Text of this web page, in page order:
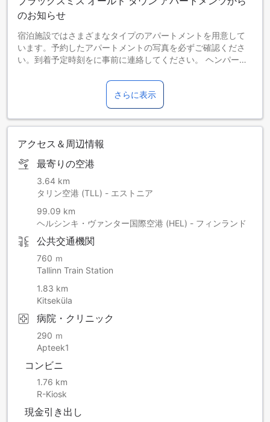
のお知らせ
宿泊施設ではさまざまなタイプのアパートメントを用意して
います。予約したアパートメントの写真を必ずご確認くださ
い。到着予定時刻をに事前に連絡してください。 ヘンパーテ
のパーティー）などは禁止されています。 この宿泊施設は繁
華街にあるため、騒音が気になる場合があります。
さらに表示
アクセス＆周辺情報
最寄りの空港
3.64 km
タリン空港 (TLL) - エストニア
99.09 km
ヘルシンキ・ヴァンター国際空港 (HEL) - フィンランド
公共交通機関
760 ｍ
Tallinn Train Station
1.83 km
Kitseküla
病院・クリニック
290 ｍ
Apteek1
コンビニ
1.76 km
R-Kiosk
現金引き出し